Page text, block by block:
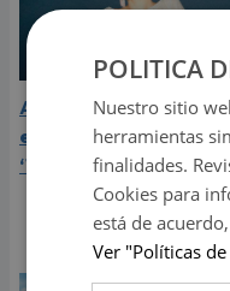
Aria Vega conquista
el lanzamiento de
‘Tototo (+4)’
POLITICA
Nuestro sitio
herramientas
finalidades.
Cookies para
está de
Ver "Políticas